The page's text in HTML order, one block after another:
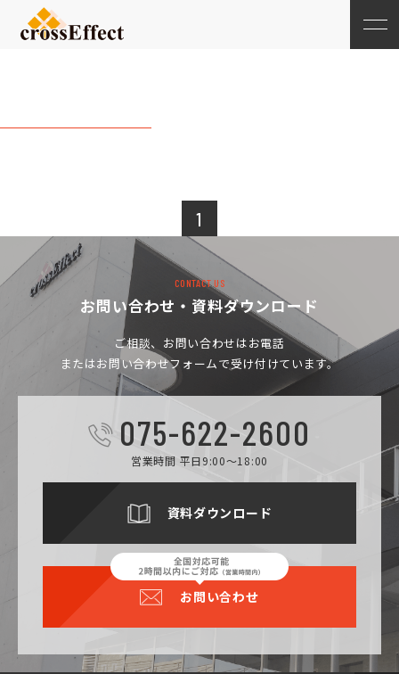
1
CONTACT US
お問い合わせ・資料ダウンロード
ご相談、お問い合わせはお電話
またはお問い合わせフォームで受け付けています。
075-622-2600
営業時間 平日9:00～18:00
資料ダウンロード
お問い合わせ